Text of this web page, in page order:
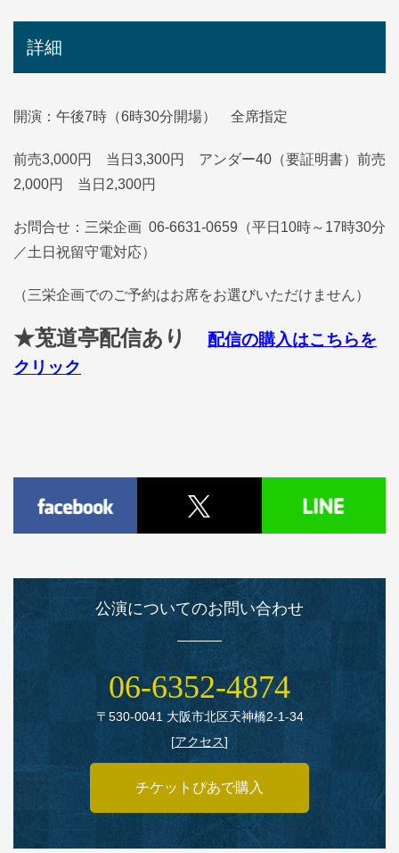
詳細
開演：午後7時（6時30分開場） 全席指定
前売3,000円 当日3,300円 アンダー40（要証明書）前売
2,000円 当日2,300円
お問合せ：三栄企画 06-6631-0659（平日10時～17時30分
／土日祝留守電対応）
（三栄企画でのご予約はお席をお選びいただけません）
★莵道亭配信あり
配信の購入はこちらを
クリック
公演についてのお問い合わせ
06‑6352‑4874
〒530‑0041 大阪市北区天神橋2‑1‑34
[アクセス]
チケットぴあで購入